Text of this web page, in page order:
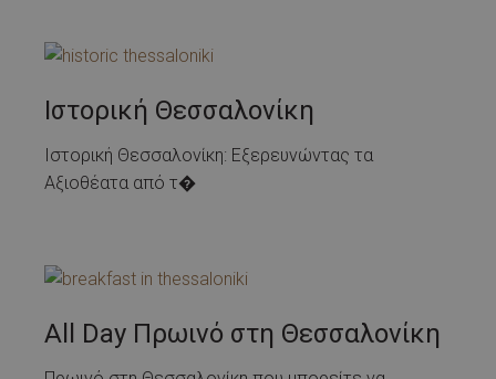
Ιστορική Θεσσαλονίκη
Ιστορική Θεσσαλονίκη: Εξερευνώντας τα
Αξιοθέατα από τ�
All Day Πρωινό στη Θεσσαλονίκη